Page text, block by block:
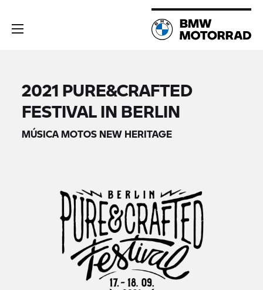
2021 PURE&CRAFTED
FESTIVAL IN BERLIN
MÚSICA MOTOS NEW HERITAGE